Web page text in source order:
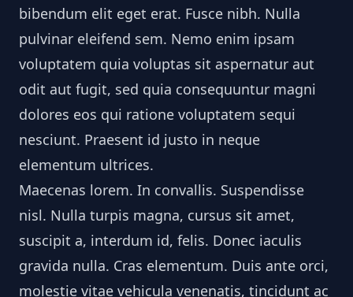
bibendum elit eget erat. Fusce nibh. Nulla
pulvinar eleifend sem. Nemo enim ipsam
voluptatem quia voluptas sit aspernatur aut
odit aut fugit, sed quia consequuntur magni
dolores eos qui ratione voluptatem sequi
nesciunt. Praesent id justo in neque
elementum ultrices.
Maecenas lorem. In convallis. Suspendisse
nisl. Nulla turpis magna, cursus sit amet,
suscipit a, interdum id, felis. Donec iaculis
gravida nulla. Cras elementum. Duis ante orci,
molestie vitae vehicula venenatis, tincidunt ac